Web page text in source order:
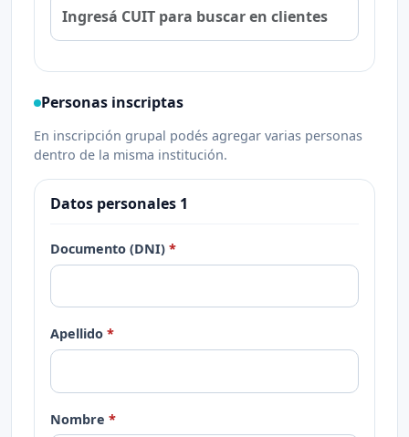
Personas inscriptas
En inscripción grupal podés agregar varias personas
dentro de la misma institución.
Datos personales 1
Documento (DNI)
Apellido
Nombre